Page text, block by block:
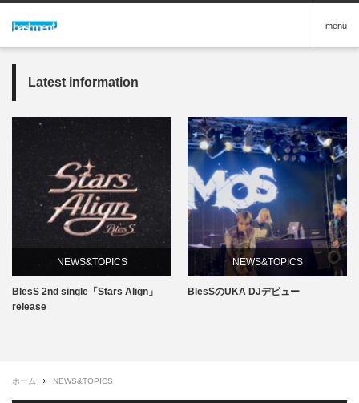
menu
Latest information
NEWS&TOPICS
BlesS 2nd single「Stars Align」
release
NEWS&TOPICS
BlesSのUKA DJデビュー
ホーム NEWS&TOPICS